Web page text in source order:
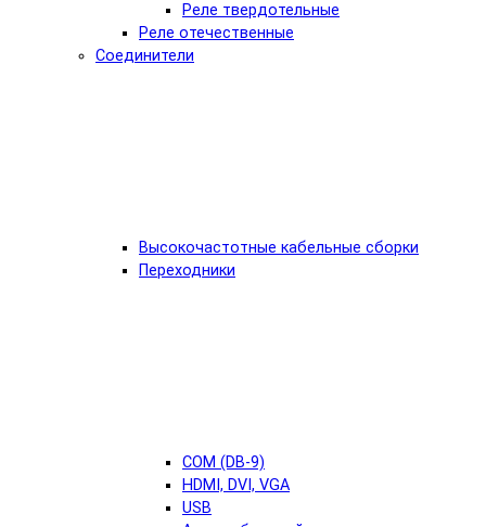
Реле твердотельные
Реле отечественные
Соединители
Высокочастотные кабельные сборки
Переходники
COM (DB-9)
HDMI, DVI, VGA
USB